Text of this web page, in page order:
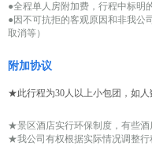
●全程单人房附加费，行程中标明
●因不可抗拒的客观原因和非我公
取消等）
附加协议
★此行程为30人以上小包团，如
★景区酒店实行环保制度，有些酒
★我公司有权根据实际情况调整